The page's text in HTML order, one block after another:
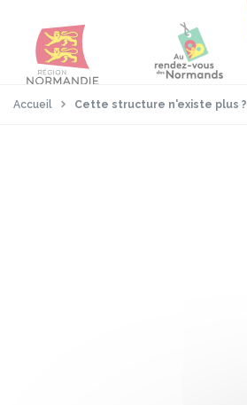
contenu
principal
page
Accueil Cette structure n'existe plus ?